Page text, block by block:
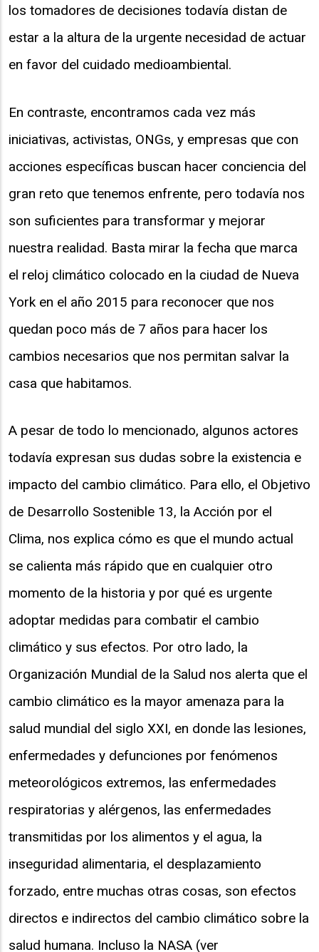
los tomadores de decisiones todavía distan de
estar a la altura de la urgente necesidad de actuar
en favor del cuidado medioambiental.
En contraste, encontramos cada vez más
iniciativas, activistas, ONGs, y empresas que con
acciones específicas buscan hacer conciencia del
gran reto que tenemos enfrente, pero todavía nos
son suficientes para transformar y mejorar
nuestra realidad. Basta mirar la fecha que marca
el reloj climático colocado en la ciudad de Nueva
York en el año 2015 para reconocer que nos
quedan poco más de 7 años para hacer los
cambios necesarios que nos permitan salvar la
casa que habitamos.
A pesar de todo lo mencionado, algunos actores
todavía expresan sus dudas sobre la existencia e
impacto del cambio climático. Para ello, el Objetivo
de Desarrollo Sostenible 13, la Acción por el
Clima, nos explica cómo es que el mundo actual
se calienta más rápido que en cualquier otro
momento de la historia y por qué es urgente
adoptar medidas para combatir el cambio
climático y sus efectos. Por otro lado, la
Organización Mundial de la Salud nos alerta que el
cambio climático es la mayor amenaza para la
salud mundial del siglo XXI, en donde las lesiones,
enfermedades y defunciones por fenómenos
meteorológicos extremos, las enfermedades
respiratorias y alérgenos, las enfermedades
transmitidas por los alimentos y el agua, la
inseguridad alimentaria, el desplazamiento
forzado, entre muchas otras cosas, son efectos
directos e indirectos del cambio climático sobre la
salud humana. Incluso la NASA (ver